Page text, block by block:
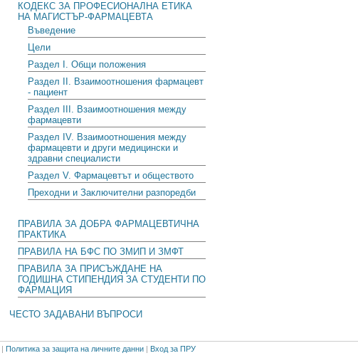
КОДЕКС ЗА ПРОФЕСИОНАЛНА ЕТИКА
НА МАГИСТЪР-ФАРМАЦЕВТА
Въведение
Цели
Раздел I. Общи положения
Раздел II. Взаимоотношения фармацевт
- пациент
Раздел III. Взаимоотношения между
фармацевти
Раздел IV. Взаимоотношения между
фармацевти и други медицински и
здравни специалисти
Раздел V. Фармацевтът и обществото
Преходни и Заключителни разпоредби
ПРАВИЛА ЗА ДОБРА ФАРМАЦЕВТИЧНА
ПРАКТИКА
ПРАВИЛА НА БФС ПО ЗМИП И ЗМФТ
ПРАВИЛА ЗА ПРИСЪЖДАНЕ НА
ГОДИШНА СТИПЕНДИЯ ЗА СТУДЕНТИ ПО
ФАРМАЦИЯ
ЧЕСТО ЗАДАВАНИ ВЪПРОСИ
| Политика за защита на личните данни | Вход за ПРУ